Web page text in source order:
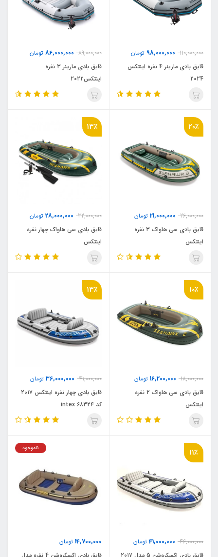
110,000,000
98,000,000 تومان
قایق بادی مارینر 4 نفره اینتکس
2024
89,000,000
86,000,000 تومان
قایق بادی مارینر 3 نفره
اینتکس20۲۲
20٪
26,000,000
21,000,000 تومان
قایق بادی سی هاواک 3 نفره
اینتکس
13٪
32,000,000
28,000,000 تومان
قایق بادی سی هاواک چهار نفره
اینتکس
10٪
18,000,000
16,200,000 تومان
قایق بادی سی هاواک 2 نفره
اینتکس
13٪
41,000,000
36,000,000 تومان
قایق بادی چهار نفره اینتکس ۲۰۱۷
کد ۶۸۳۲۴ intex
11٪
46,000,000
41,000,000تومان
14,700,000 تومان
ناموجود